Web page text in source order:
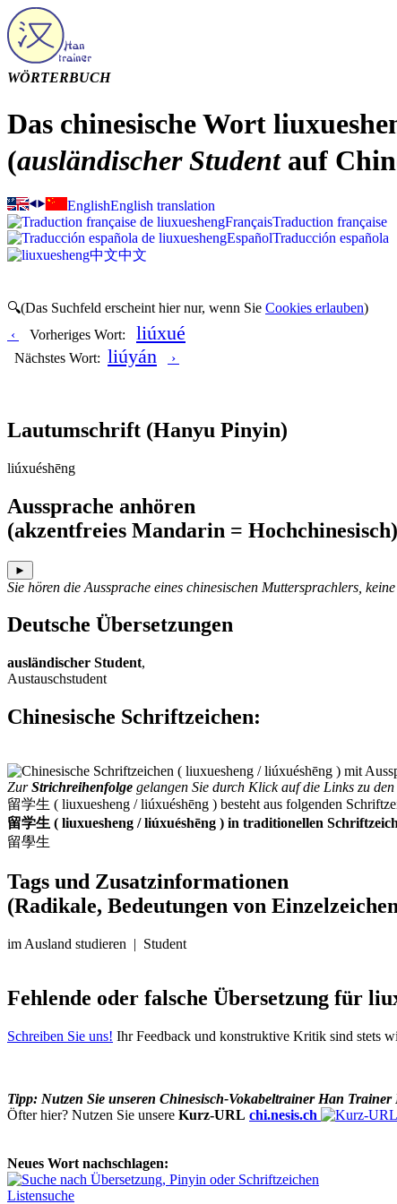
WÖRTERBUCH
Das chinesische Wort
(ausländischer Studentauf
EnglishEnglish translation
FrançaisTraduction française
EspañolTraducción española
中文中文
🔍(Das Suchfeld erscheint hier nur, wenn Sie Cookies erlauben)
‹
Vorheriges Wort: liúxué
Nächstes Wort: liúyán ›
Lautumschrift (Hanyu Pinyin)
liúxuéshēng
Aussprache anhören
(akzentfreies Mandarin = Hochchinesisch)
►
Sie hören die Aussprache eines chinesischen Muttersprachlers,
Deutsche Übersetzungen
ausländischer Student,
Austauschstudent
Chinesische Schriftzeichen:
ZurStrichreihenfolge gelangen Sie durch Klick auf die Links zu
留学生 ( liuxuesheng / liúxuéshēng ) besteht aus folgenden
留学生 ( liuxuesheng / liúxuéshēng ) in traditionellen
留學生
Tags und Zusatzinformationen
(Radikale, Bedeutungen von
im Ausland studieren | Student
Fehlende oder falsche Übersetzung für
Schreiben Sie uns! Ihr Feedback und konstruktive Kritik sind stets
Tipp: Nutzen Sie unseren Chinesisch-Vokabeltrainer Han
Öfter hier? Nutzen Sie unsere Kurz-URL chi.nesis.ch
Neues Wort nachschlagen:
Listensuche